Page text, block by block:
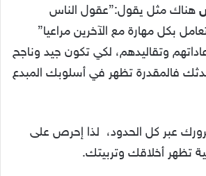
هناك مثل يقول:”عقول الناس
بكل مهارة مع الآخرين مراعيا”
وتقاليدهم، لكي تكون جيد وناجح
فالمقدرة تظهر في أسلوبك المبدع
عبر كل الحدود، لذا إحرص على
تظهر أخلاقك وتربيتك.